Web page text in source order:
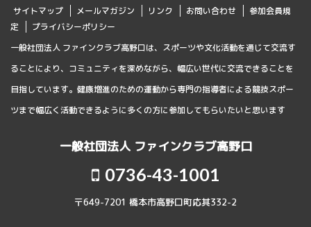
サイトマップ メールマガジン リンク お問い合わせ
参加会員規
定
プライバシーポリシー
一般社団法人 ファインクラブ高野口は、スポーツや文化活動を通じて交流す
ることにより、コミュニティを深めながら、幅広い世代に交流できることを
目指しています。健康増進のための運動から専門の指導者による競技スポー
ツまで幅広く活動できるように多くの方に参加してもらいたいと思います
一般社団法人 ファインクラブ高野口
0736-43-1001
〒649-7201 橋本市高野口町応其332-2